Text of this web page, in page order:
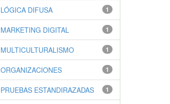
1
LÓGICA DIFUSA
1
MARKETING DIGITAL
1
MULTICULTURALISMO
1
ORGANIZACIONES
1
PRUEBAS ESTANDIRAZADAS